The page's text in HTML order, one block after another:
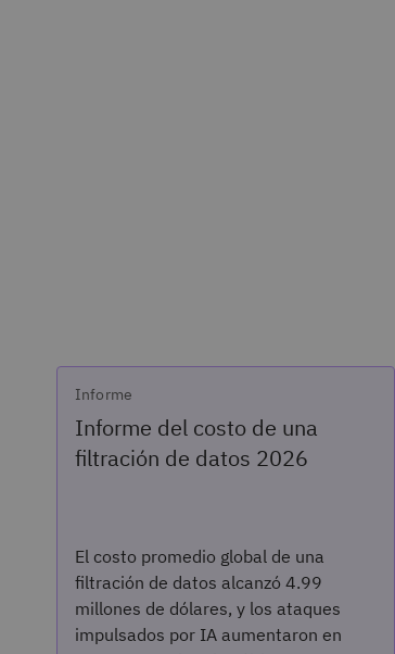
Informe
Informe del costo de una
filtración de datos 2026
El costo promedio global de una
filtración de datos alcanzó 4.99
millones de dólares, y los ataques
impulsados por IA aumentaron en